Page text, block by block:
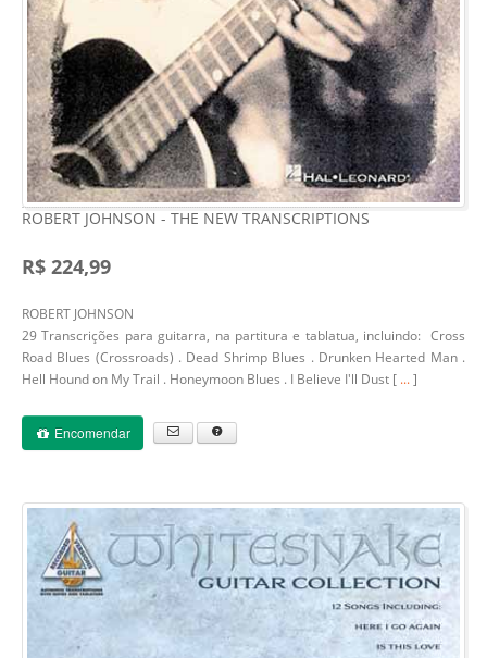
ROBERT JOHNSON - THE NEW TRANSCRIPTIONS
R$ 224,99
ROBERT JOHNSON
29 Transcrições para guitarra, na partitura e tablatua, incluindo: Cross
Road Blues (Crossroads) . Dead Shrimp Blues . Drunken Hearted Man .
Hell Hound on My Trail . Honeymoon Blues . I Believe I'll Dust [ ...]
Encomendar